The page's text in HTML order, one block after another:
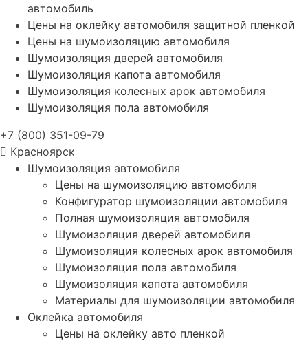
автомобиль
Цены на оклейку автомобиля защитной пленкой
Цены на шумоизоляцию автомобиля
Шумоизоляция дверей автомобиля
Шумоизоляция капота автомобиля
Шумоизоляция колесных арок автомобиля
Шумоизоляция пола автомобиля
+7 (800) 351-09-79
Красноярск
Шумоизоляция автомобиля
Цены на шумоизоляцию автомобиля
Конфигуратор шумоизоляции автомобиля
Полная шумоизоляция автомобиля
Шумоизоляция дверей автомобиля
Шумоизоляция колесных арок автомобиля
Шумоизоляция пола автомобиля
Шумоизоляция капота автомобиля
Материалы для шумоизоляции автомобиля
Оклейка автомобиля
Цены на оклейку авто пленкой